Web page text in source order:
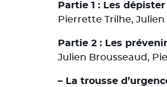
Partie 1 : Les dépister
Pierrette Trilhe, Julien
Partie 2 : Les prévenir
Julien Brousseaud,
– La trousse